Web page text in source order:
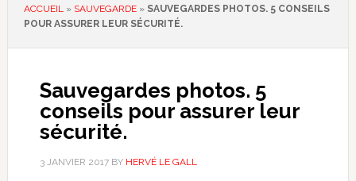
ACCUEIL » SAUVEGARDE» SAUVEGARDES PHOTOS. 5 CONSEILS
POUR ASSURER LEUR SÉCURITÉ.
Sauvegardes photos. 5
conseils pour assurer leur
sécurité.
3 JANVIER 2017BY HERVÉ LE GALL